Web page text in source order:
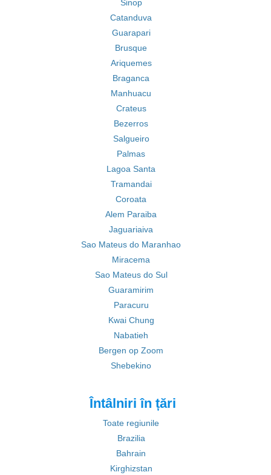
Sinop
Catanduva
Guarapari
Brusque
Ariquemes
Braganca
Manhuacu
Crateus
Bezerros
Salgueiro
Palmas
Lagoa Santa
Tramandai
Coroata
Alem Paraiba
Jaguariaiva
Sao Mateus do Maranhao
Miracema
Sao Mateus do Sul
Guaramirim
Paracuru
Kwai Chung
Nabatieh
Bergen op Zoom
Shebekino
Întâlniri în țări
Toate regiunile
Brazilia
Bahrain
Kirghizstan